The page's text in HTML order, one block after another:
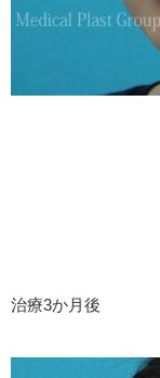
治療3か月後